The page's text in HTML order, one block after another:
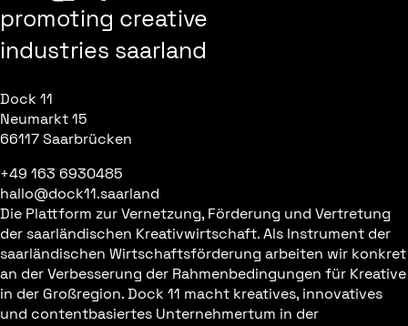
promoting creative
industries saarland
Dock 11
Neumarkt 15
66117 Saarbrücken
+49 163 6930485
hallo@dock11.saarland
Die Plattform zur Vernetzung, Förderung und Vertretung
der saarländischen Kreativwirtschaft. Als Instrument der
saarländischen Wirtschaftsförderung arbeiten wir konkret
an der Verbesserung der Rahmenbedingungen für Kreative
in der Großregion. Dock 11 macht kreatives, innovatives
und contentbasiertes Unternehmertum in der